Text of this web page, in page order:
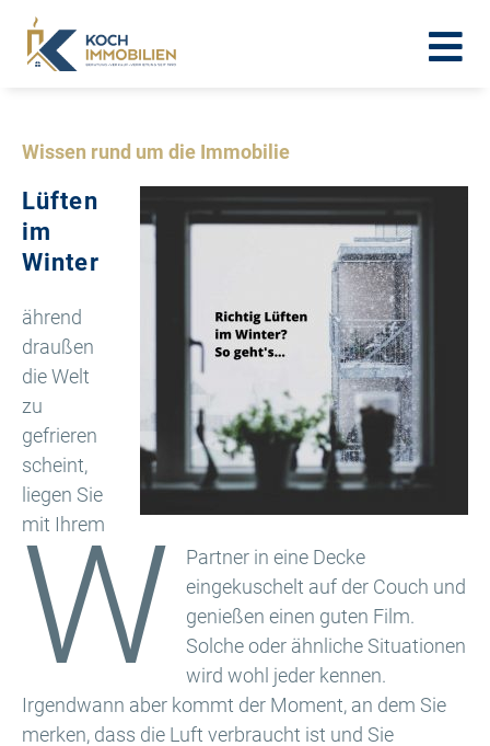
Wissen rund um die Immobilie
Lüften
im
Winter
W
ährend
draußen
die Welt
zu
gefrieren
scheint,
liegen Sie
mit Ihrem
Partner in eine Decke
eingekuschelt auf der Couch und
genießen einen guten Film.
Solche oder ähnliche Situationen
wird wohl jeder kennen.
Irgendwann aber kommt der Moment, an dem Sie
merken, dass die Luft verbraucht ist und Sie